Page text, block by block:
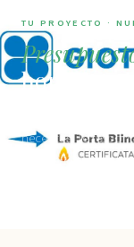
TU PROYECTO ·
horas
Dinos el tipo de
necesitas. Te
instalación antes